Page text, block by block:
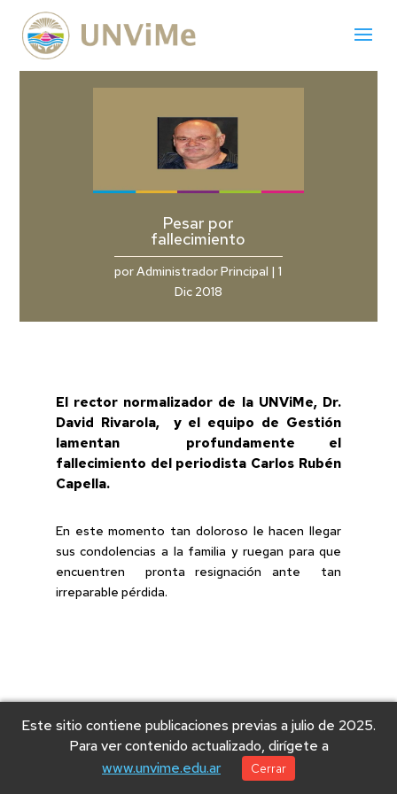
Pesar por
fallecimiento
porAdministrador Principal |1
Dic 2018
El rector normalizador de la UNViMe, Dr.
David Rivarola, y el equipo de Gestión
lamentan profundamente el
fallecimiento del periodista Carlos Rubén
Capella.
En este momento tan doloroso le hacen llegar
sus condolencias a la familia y ruegan para que
encuentren pronta resignación ante tan
irreparable pérdida.
© 2025 Universidad Nacional de Villa Mercedes
Este sitio contiene publicaciones previas a julio de 2025.
Para ver contenido actualizado, dirígete a
www.unvime.edu.ar
Cerrar